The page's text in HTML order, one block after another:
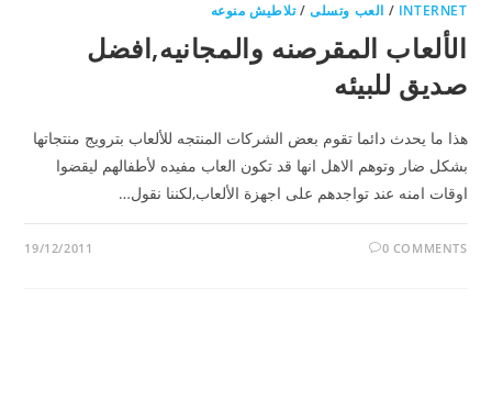
INTERNET
/ العب وتسلى /تلاطيش منوعه
الألعاب المقرصنه والمجانيه,افضل
صديق للبيئه
هذا ما يحدث دائما تقوم بعض الشركات المنتجه للألعاب بترويج منتجاتها
بشكل ضار وتوهم الاهل انها قد تكون العاب مفيده لأطفالهم ليقضوا
اوقات امنه عند تواجدهم على اجهزة الألعاب,لكننا نقول…
0 COMMENTS
19/12/2011